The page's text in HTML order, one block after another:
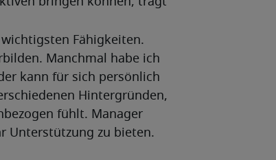
Fähigkeiten.
Manchmal habe ich
kann für sich persönlich
Hintergründen,
fühlt. Manager
Unterstützung zu bieten.